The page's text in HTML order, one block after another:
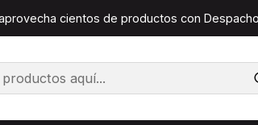
cientos de productos con
y Mouse Teclado Clio CB2510 USB